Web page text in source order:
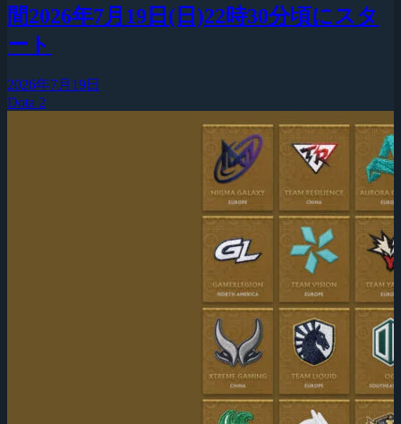
間2026年7月19日(日)22時30分頃にスタ
ート
2026年7月19日
Dota 2